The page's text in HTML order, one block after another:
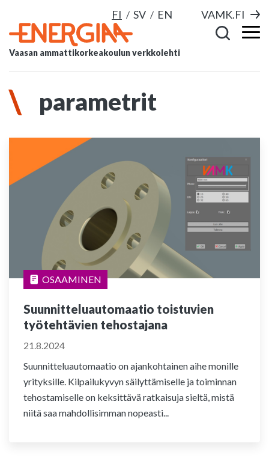
FI SV EN VAMK.FI
Vaasan ammattikorkeakoulun verkkolehti
parametrit
OSAAMINEN
Suunnitteluautomaatio toistuvien
työtehtävien tehostajana
21.8.2024
Suunnitteluautomaatio on ajankohtainen aihe monille
yrityksille. Kilpailukyvyn säilyttämiselle ja toiminnan
tehostamiselle on keksittävä ratkaisuja sieltä, mistä
niitä saa mahdollisimman nopeasti...